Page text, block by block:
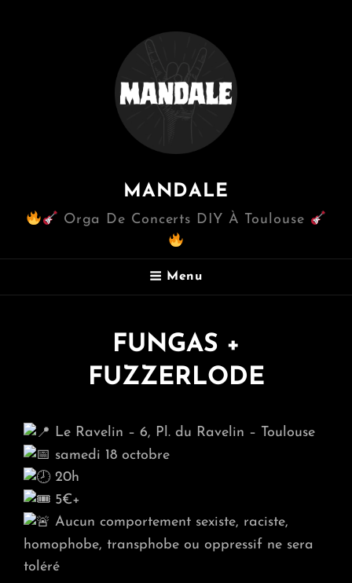
MANDALE
Orga De Concerts DIY À Toulouse
Menu
FUNGAS +
FUZZERLODE
Le Ravelin – 6, Pl. du Ravelin – Toulouse
samedi 18 octobre
20h
5€+
Aucun comportement sexiste, raciste,
homophobe, transphobe ou oppressif ne sera
toléré